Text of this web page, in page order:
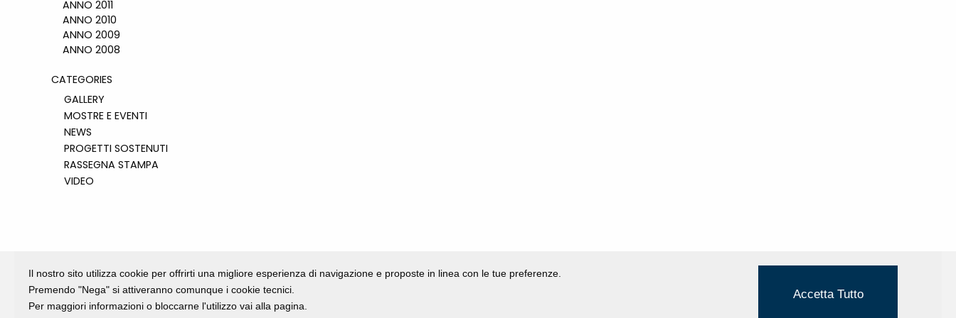
ANNO 2011
ANNO 2010
ANNO 2009
ANNO 2008
CATEGORIES
GALLERY
MOSTRE E EVENTI
NEWS
PROGETTI SOSTENUTI
RASSEGNA STAMPA
VIDEO
Fondazione Dino Zoli
Il nostro sito utilizza cookie per offrirti una migliore esperienza di navigazione e proposte in linea con le tue preferenze.
Premendo "Nega" si attiveranno comunque i cookie tecnici.
Per maggiori informazioni o bloccarne l'utilizzo vai alla pagina.
Accetta Tutto